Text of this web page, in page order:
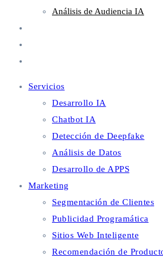
Análisis de Audiencia IA
Servicios
Desarrollo IA
Chatbot IA
Detección de Deepfake
Análisis de Datos
Desarrollo de APPS
Marketing
Segmentación de Clientes
Publicidad Programática
Sitios Web Inteligente
Recomendación de